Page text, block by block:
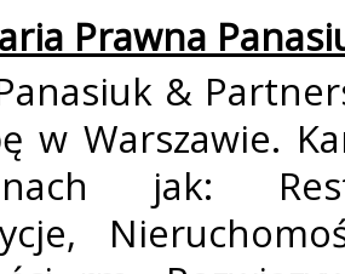
Prawna
&
w Warszawie.
jak: